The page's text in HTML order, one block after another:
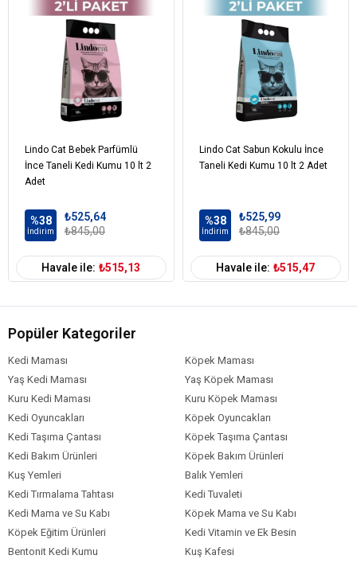
Aromatik esanslar (Kadife çiçeği ve amber)
İlaveler (Her 10 lt İçin)
Aromatik esans: %0,5
Nem tutucu ve koku kontrol ajanı: %0,2
Analitik Bileşenler
pH değeri: 7,0 – 7,5
Topaklanma süresi: 1–2 dakika
Toz oranı: Minimum
Form
Paket Boyutu 6-10 lt
Cinsi
Kampanyalı
Lindo Cat Bebek Parfümlü
İnce Taneli Kedi Kumu 10 lt 2
Adet
%38
İndirim
₺525,64
₺845,00
Havale ile: ₺515,13
Lindo Cat Sabun Kokulu İnce
Taneli Kedi Kumu 10 lt 2 Adet
%38
İndirim
₺525,99
₺845,00
Havale ile: ₺515,47
Popüler Kategoriler
Kedi Maması
Köpek Maması
Yaş Kedi Maması
Yaş Köpek Maması
Kuru Kedi Maması
Kuru Köpek Maması
Kedi Oyuncakları
Köpek Oyuncakları
Kedi Taşıma Çantası
Köpek Taşıma Çantası
Kedi Bakım Ürünleri
Köpek Bakım Ürünleri
Kuş Yemleri
Balık Yemleri
Kedi Tırmalama Tahtası
Kedi Tuvaleti
Kedi Mama ve Su Kabı
Köpek Mama ve Su Kabı
Köpek Eğitim Ürünleri
Kedi Vitamin ve Ek Besin
Bentonit Kedi Kumu
Kuş Kafesi